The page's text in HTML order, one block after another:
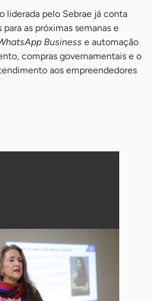
liderada pelo Sebrae já conta
as próximas semanas e
Business e automação
compras governamentais e o
aos empreendedores